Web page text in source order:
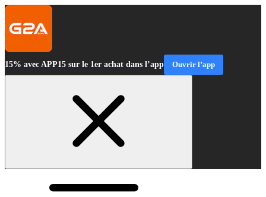
15% avec APP15 sur le 1er achat dans l’app Ouvrir l’app